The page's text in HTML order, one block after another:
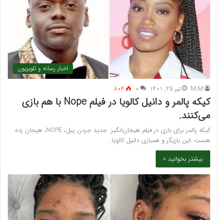
اخبار رسانه و تلویزیون
M.M تیر 25, 1401 ۰ 804
کیکه پالمر و دانیل کالویا در فیلم Nope با هم بازی
می‌کنند.
کیکه پالمر برای بازی در فیلم هیجان‌انگیز جدید جردن پیل، NOPE، هیجان زده
هست .این بازیگر و همبازی دانیل کالویا…
بیشتر بخوانید »